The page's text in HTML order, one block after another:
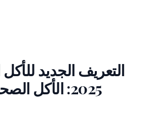
التعريف الجديد
2025: الأكل